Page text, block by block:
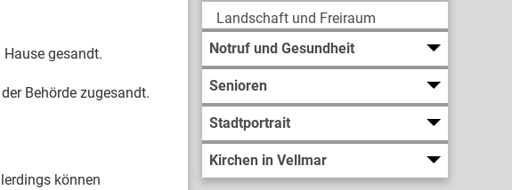
Landschaft und Freiraum
Notruf und Gesundheit
Senioren
Stadtportrait
Kirchen in Vellmar
gesandt.
Behörde zugesandt.
können